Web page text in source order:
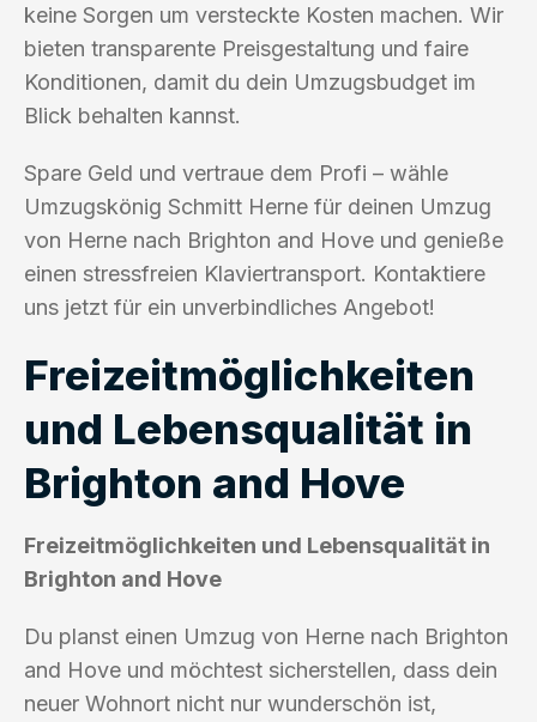
keine Sorgen um versteckte Kosten machen. Wir
bieten transparente Preisgestaltung und faire
Konditionen, damit du dein Umzugsbudget im
Blick behalten kannst.
Spare Geld und vertraue dem Profi – wähle
Umzugskönig Schmitt Herne für deinen Umzug
von Herne nach Brighton and Hove und genieße
einen stressfreien Klaviertransport. Kontaktiere
uns jetzt für ein unverbindliches Angebot!
Freizeitmöglichkeiten
und Lebensqualität in
Brighton and Hove
Freizeitmöglichkeiten und Lebensqualität in
Brighton and Hove
Du planst einen Umzug von Herne nach Brighton
and Hove und möchtest sicherstellen, dass dein
neuer Wohnort nicht nur wunderschön ist,